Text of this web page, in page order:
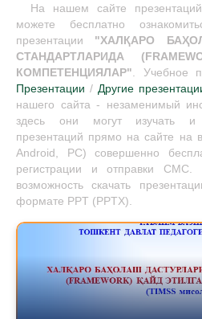
На нашем сайте
можете бесплатно
презентации "ХАЛҚАРО
СТАНДАРТЛАРИДА
КОМПЕТЕНЦИЯЛАР". Учебное
Презентации /Другие
нашего сайта - незаменимый
здесь они могут изучать и
презентаций прямо на сайте на
Android, PC) совершенно
регистрации и отправки
возможность скачать
формате PPT (PPTX).